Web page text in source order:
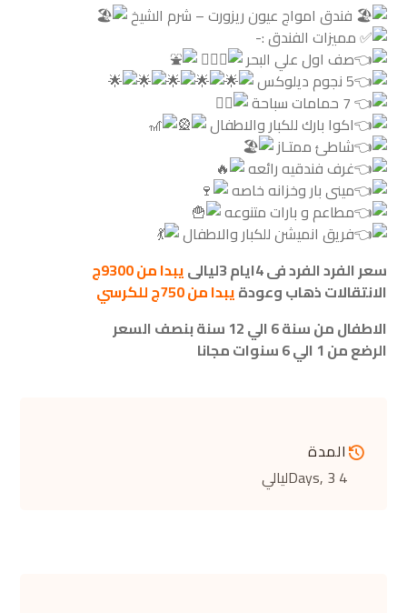
فندق امواج عيون ريزورت – شرم الشيخ
مميزات الفندق :-
صف اول علي البحر
5 نجوم ديلوكس
اكوا بارك للكبار والاطفال
شاطئ ممتـاز
غرف فندقيه رائعه
مينى بار وخزانه خاصه
مطاعم و بارات متنوعه
فريق انميشن للكبار والاطفال
سعر الفرد الفرد فى 4ايام 3ليالى
يبدا من 9300ج
الانتقالات ذهاب وعودةيبدا من 750ج للكرسي
الاطفال من سنة 6 الي 12 سنة بنصف السعر
الرضع من 1 الي 6 سنوات مجانا
المدة
4 Days , 3ليالي